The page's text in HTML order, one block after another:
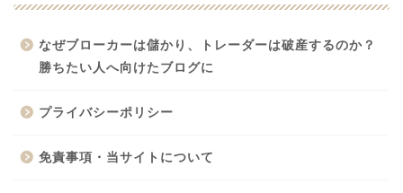
なぜブローカーは儲かり、トレーダーは破産するのか？
勝ちたい人へ向けたブログに
プライバシーポリシー
免責事項・当サイトについて